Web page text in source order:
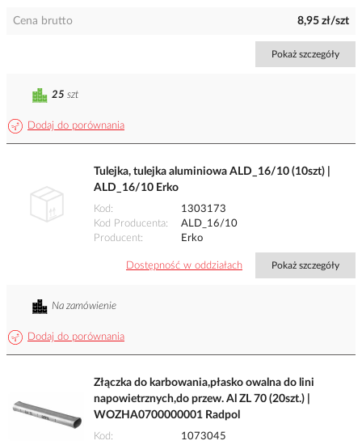
Cena brutto 8,95 zł/szt
Pokaż szczegóły
Dodaj do porównania
25 szt
Tulejka, tulejka aluminiowa ALD_16/10 (10szt) |
ALD_16/10 Erko
Kod
1303173
Kod Producenta
ALD_16/10
Producent
Erko
Dostępność w oddziałach Pokaż szczegóły
Dodaj do porównania
Na zamówienie
Złączka do karbowania,płasko owalna do lini
napowietrznych,do przew. Al ZL 70 (20szt.) |
WOZHA0700000001 Radpol
Kod
1073045